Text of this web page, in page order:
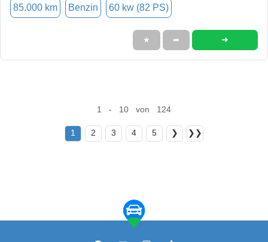
85.000 km Benzin 60 kw (82 PS)
★ ➦ ➜
1 - 10 von 124
1 2 3 4 5 ❯ ❯❯